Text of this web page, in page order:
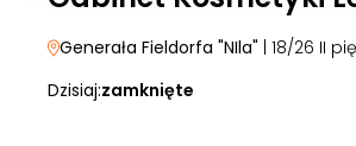
Generała Fieldorfa "NIla" | 18/26 II
Dzisiaj:zamknięte